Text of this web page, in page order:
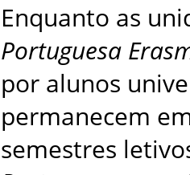
Enquanto as
Portuguesa
por alunos
permanecem
semestres